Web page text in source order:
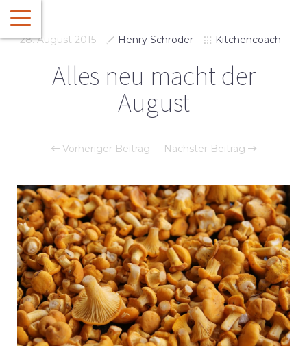
28. August 2015 Henry Schröder Kitchencoach
Alles neu macht der
August
Vorheriger Beitrag Nächster Beitrag